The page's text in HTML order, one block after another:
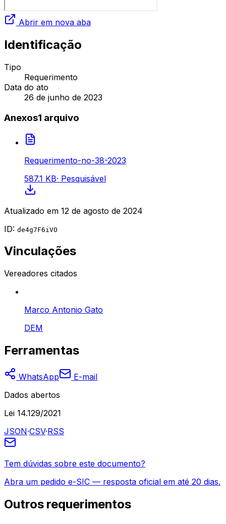
Abrir em nova aba
Identificação
Tipo
Requerimento
Data do ato
26 de junho de 2023
Anexos1 arquivo
Requerimento-no-38-2023
587.1 KB· Pesquisável
Atualizado em 12 de agosto de 2024
ID: de4g7F6iVO
Vinculações
Vereadores citados
Marco Antonio Gato
DEM
Ferramentas
WhatsApp
E-mail
Dados abertos
Lei 14.129/2021
JSON·CSV·RSS
Tem dúvidas sobre este documento?
Abra um pedido e-SIC — resposta oficial em até 20 dias.
Outros requerimentos